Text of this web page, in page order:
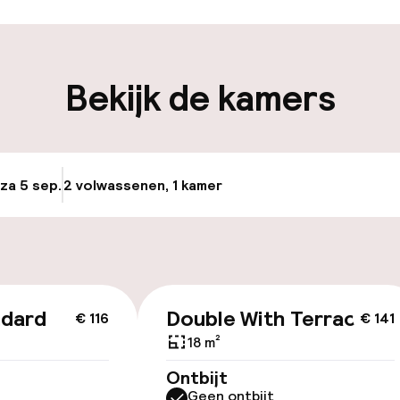
Bekijk de kamers
5 sep.2 volwassenen, 1 kamer
€ 116 € 141
Double With Terrace
18 m²
Ontbijt
Geen ontbijt